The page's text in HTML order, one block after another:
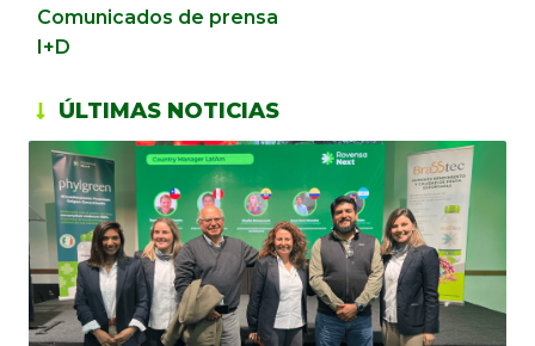
Comunicados de prensa
I+D
ÚLTIMAS NOTICIAS